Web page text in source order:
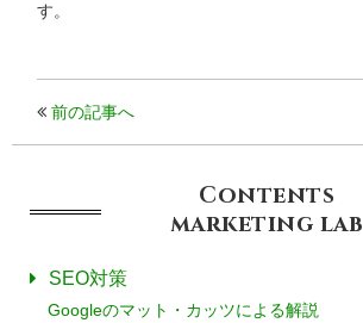
す。
前の記事へ
Contents
marketing lab
SEO対策
Googleのマット・カッツによる解説